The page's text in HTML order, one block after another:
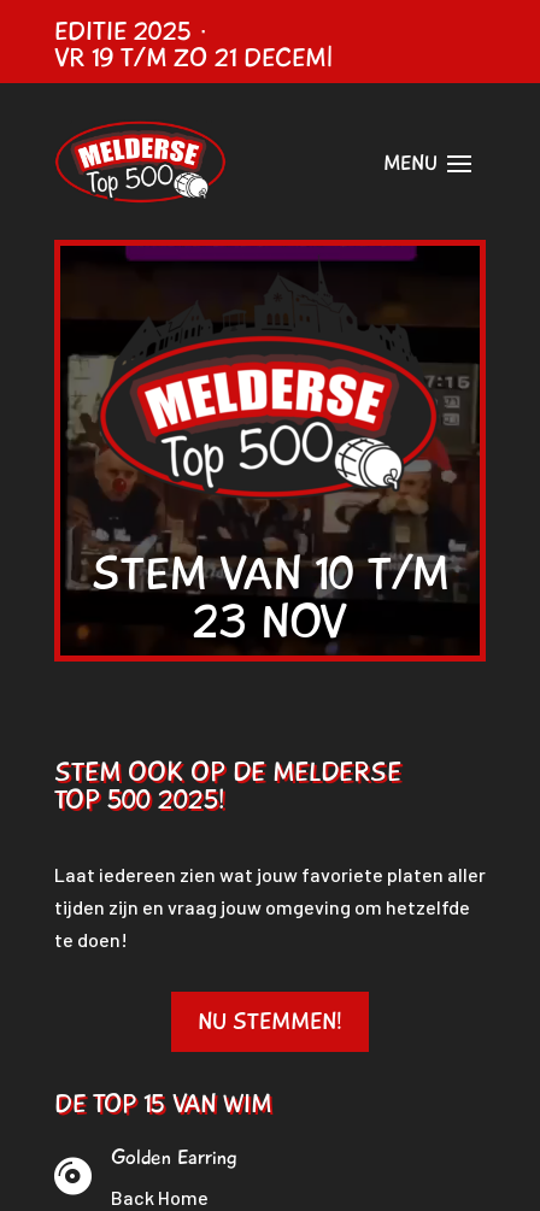
EDITIE 2025 ·
VR 19 T/M ZO 21 DECEMBER
STEM VAN 10 T/M
23 NOV
Videospeler
STEM OOK OP DE MELDERSE
TOP 500 2025!
Laat iedereen zien wat jouw favoriete platen aller
tijden zijn en vraag jouw omgeving om hetzelfde
te doen!
NU STEMMEN!
DE TOP 15 VAN WIM
 Golden Earring
Back Home